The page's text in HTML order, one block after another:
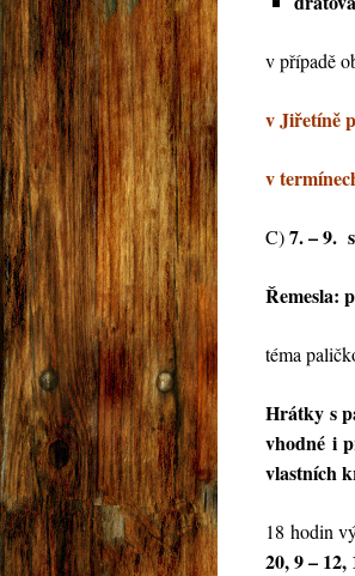
v případě
v Jiřetíně
v
C)7. –
Řemesla:
téma
Hrátky s
vhodné i
vlastních
18 hodin
20, 9 – 12,